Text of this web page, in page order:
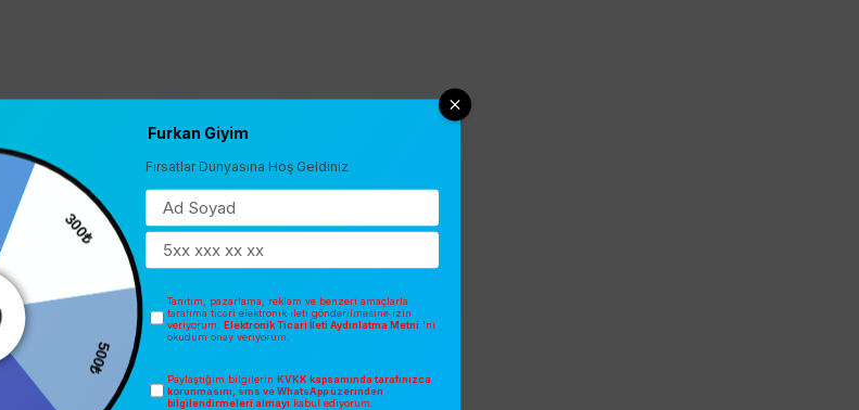
Furkan Giyim
Fırsatlar Dünyasına Hoş Geldiniz
Tanıtım, pazarlama, reklam ve benzeri amaçlarla
tarafıma ticari elektronik ileti gönderilmesine izin
veriyorum. Elektronik Ticari İleti Aydınlatma Metni 'ni
okudum onay veriyorum.
Paylaştığım bilgilerin KVKK kapsamında tarafınızca
korunmasını, sms ve WhatsApp üzerinden
bilgilendirmeleri almayı kabul ediyorum.